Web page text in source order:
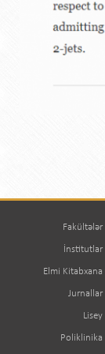
Fakültələr
İnstitutlar
Elmi Kitabxana
Jurnallar
Lisey
Poliklinika